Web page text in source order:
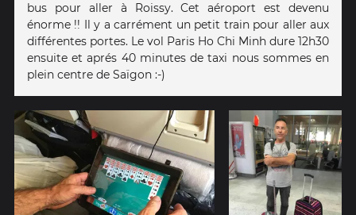
bus pour aller à Roissy. Cet aéroport est devenu
énorme !! Il y a carrément un petit train pour aller aux
différentes portes. Le vol Paris Ho Chi Minh dure 12h30
ensuite et aprés 40 minutes de taxi nous sommes en
plein centre de Saïgon :-)